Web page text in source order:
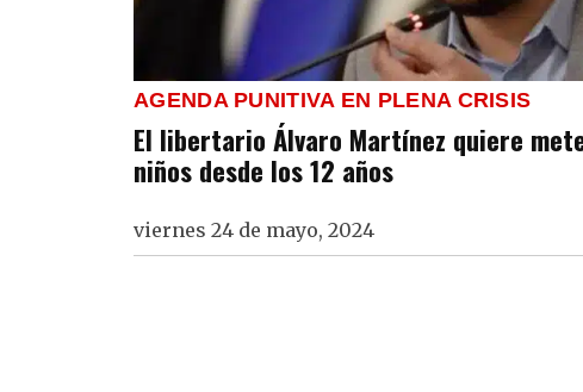
AGENDA PUNITIVA EN PLENA CRISIS
El libertario Álvaro Martínez quiere
niños desde los 12 años
viernes 24 de mayo, 2024